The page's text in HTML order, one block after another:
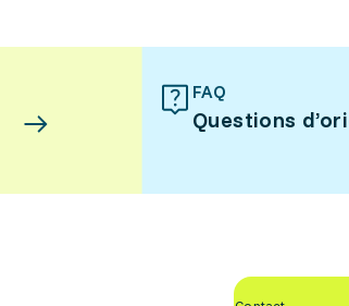
FAQ
Questions